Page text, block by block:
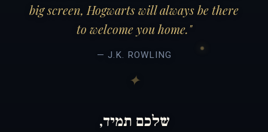
big screen, Hogwarts will always be there
to welcome you home."
— J.K. ROWLING
שלכם תמיד,